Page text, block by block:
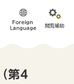
第4